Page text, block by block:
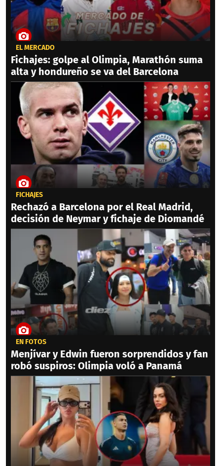
EL MERCADO
Fichajes: golpe al Olimpia, Marathón suma
alta y hondureño se va del Barcelona
FICHAJES
Rechazó a Barcelona por el Real Madrid,
decisión de Neymar y fichaje de Diomandé
EN FOTOS
Menjívar y Edwin fueron sorprendidos y fan
robó suspiros: Olimpia voló a Panamá